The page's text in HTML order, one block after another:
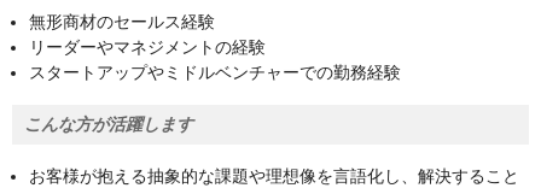
無形商材のセールス経験
リーダーやマネジメントの経験
スタートアップやミドルベンチャーでの勤務経験
こんな方が活躍します
お客様が抱える抽象的な課題や理想像を言語化し、解決すること